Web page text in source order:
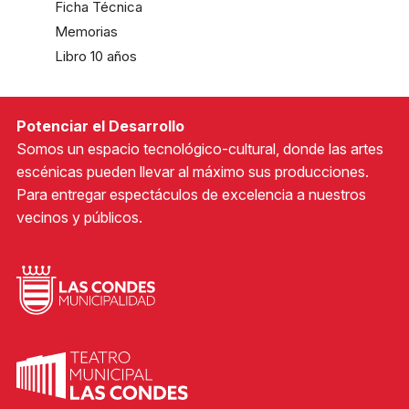
Ficha Técnica
Memorias
Libro 10 años
Potenciar el Desarrollo
Somos un espacio tecnológico-cultural, donde las artes
escénicas pueden llevar al máximo sus producciones.
Para entregar espectáculos de excelencia a nuestros
vecinos y públicos.